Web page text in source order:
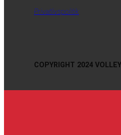
Privatlivspolitik
COPYRIGHT 2024